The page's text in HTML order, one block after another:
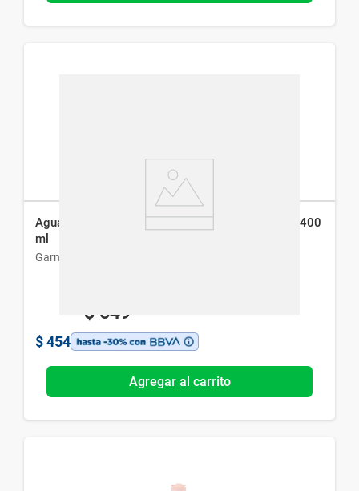
Agua Micelar Garnier Express Aclara Anti Acné x 400
ml
Garnier
$ 649
$ 454
Agregar al carrito